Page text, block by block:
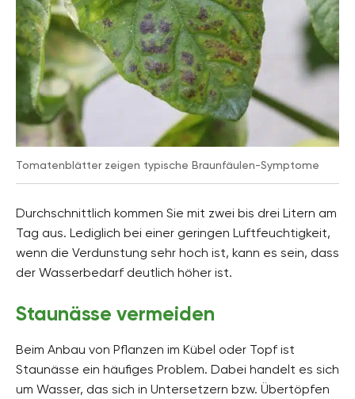
Tomatenblätter zeigen typische Braunfäulen-Symptome
Durchschnittlich kommen Sie mit zwei bis drei Litern am
Tag aus. Lediglich bei einer geringen Luftfeuchtigkeit,
wenn die Verdunstung sehr hoch ist, kann es sein, dass
der Wasserbedarf deutlich höher ist.
Staunässe vermeiden
Beim Anbau von Pflanzen im Kübel oder Topf ist
Staunässe ein häufiges Problem. Dabei handelt es sich
um Wasser, das sich in Untersetzern bzw. Übertöpfen